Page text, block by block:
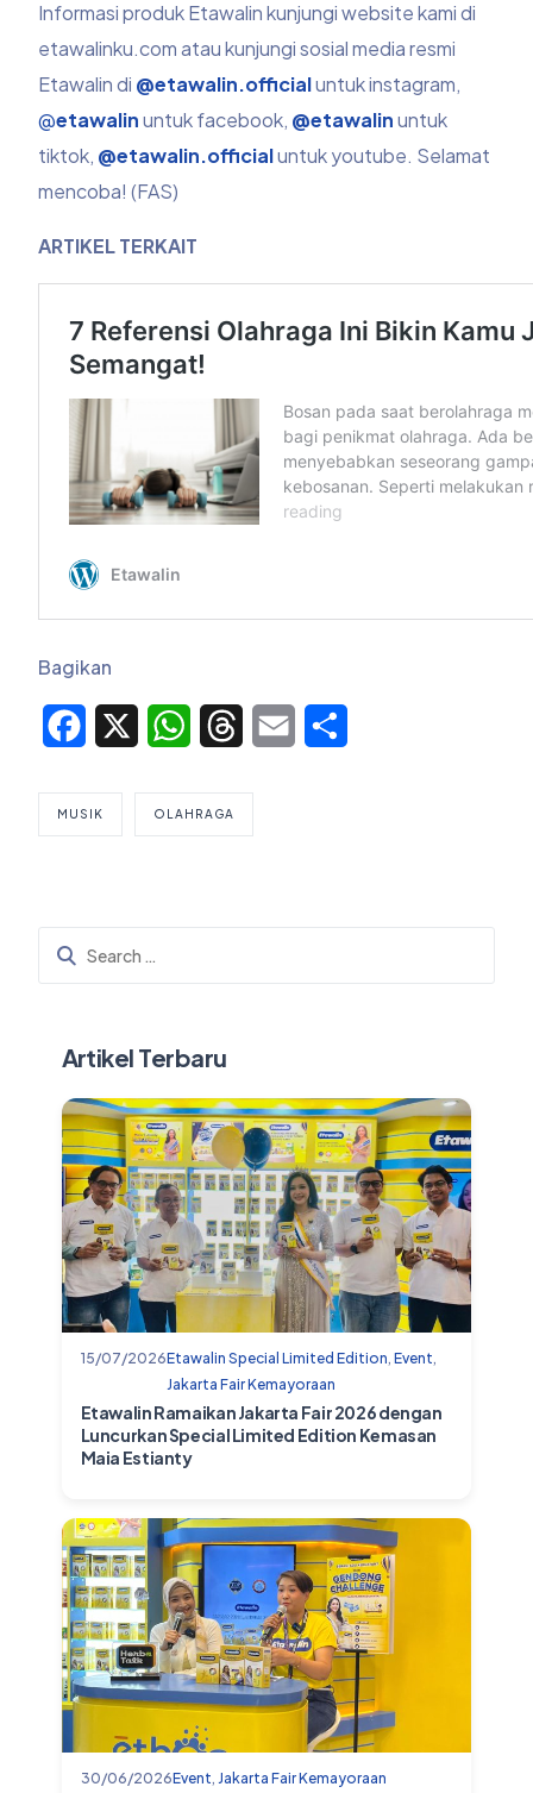
Informasi produk Etawalin kunjungi website kami di
etawalinku.com atau kunjungi sosial media resmi
Etawalin di @etawalin.officialuntuk instagram,
@etawalinuntuk facebook, @etawalinuntuk
tiktok, @etawalin.officialuntuk youtube. Selamat
mencoba! (FAS)
ARTIKEL TERKAIT
Bagikan
Facebook WhatsAppThreadsEmail
MUSIK OLAHRAGA
Artikel Terbaru
15/07/2026Etawalin Special Limited Edition, Event,
Jakarta Fair Kemayoraan
Etawalin Ramaikan Jakarta Fair 2026 dengan
Luncurkan Special Limited Edition Kemasan
Maia Estianty
30/06/2026Event, Jakarta Fair Kemayoraan